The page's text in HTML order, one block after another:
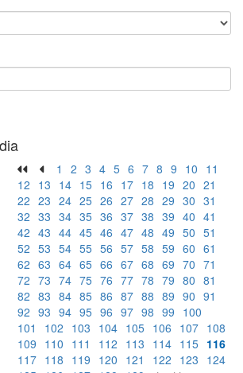
1 2 3 4 5 6 7 8 9 10 11
12 13 14 15 16 17 18 19 20 21
22 23 24 25 26 27 28 29 30 31
32 33 34 35 36 37 38 39 40 41
42 43 44 45 46 47 48 49 50 51
52 53 54 55 56 57 58 59 60 61
62 63 64 65 66 67 68 69 70 71
72 73 74 75 76 77 78 79 80 81
82 83 84 85 86 87 88 89 90 91
92 93 94 95 96 97 98 99 100
101
102 103 104 105 106 107 108
109 110 111 112 113 114 115 116
117 118 119 120 121 122 123 124